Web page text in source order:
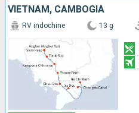
VIETNAM, CAMBOGIA
RV indochine 13 g